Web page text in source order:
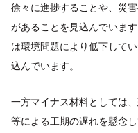
徐々に進捗することや、災
があることを見込んでいま
は環境問題により低下して
込んでいます。
一方マイナス材料としては
等による工期の遅れを懸念